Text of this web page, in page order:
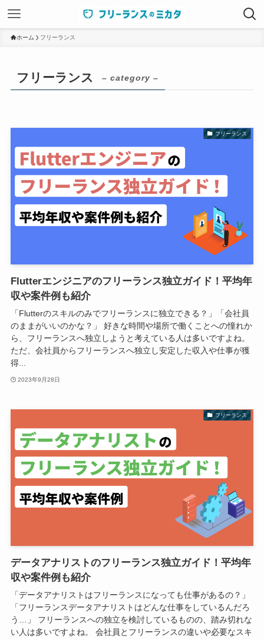
ホーム フリーランス
フリーランス – category –
フリーランス
Flutterエンジニアのフリーランス独立ガイド！平均年
収や案件例も紹介
「Flutterのスキルのみでフリーランスに独立できる？」「会社員
のままがいいのかな？」 好きな時間や場所で働くことへの憧れか
ら、フリーランスへ独立しようと考えている人は多いですよね。
ただ、会社員からフリーランスへ独立し安定した収入や仕事が獲
得...
2023年9月28日
フリーランス
データアナリストのフリーランス独立ガイド！平均年
収や案件例も紹介
「データアナリストはフリーランスになっても仕事があるの？」
「フリーランスデータアナリストはどんな仕事をしているんだろ
う…」 フリーランスへの独立を検討しているものの、踏み切れな
い人は多いですよね。 会社員とフリーランスの違いや必要なスキ